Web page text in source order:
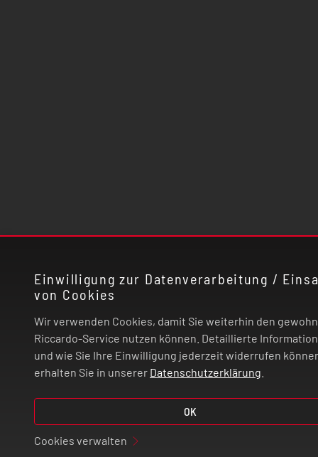
Einwilligung zur Datenverarbeitung /
von Cookies
Wir verwenden Cookies, damit Sie weiterhin den
Riccardo-Service nutzen können. Detaillierte
und wie Sie Ihre Einwilligung jederzeit widerrufen
erhalten Sie in unserer Datenschutzerklärung
OK
Cookies verwalten